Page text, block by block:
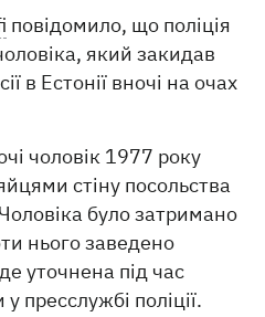
повідомило, що поліція
який закидав
в Естонії вночі на очах
чоловік 1977 року
стіну посольства
було затримано
нього заведено
уточнена під час
пресслужбі поліції.